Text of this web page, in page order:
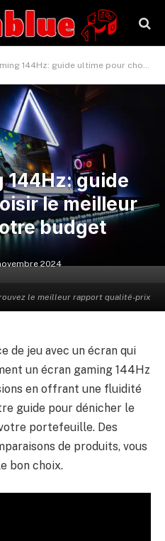
guide ultime pour choisir le meilleur modèle pour votre budget
le meilleur rapport qualité-prix
144Hz: guide
le meilleur
budget
2024
de jeu avec un écran qui
un écran gaming 144Hz
en offrant une fluidité
guide pour dénicher le
portefeuille. Des
de produits, vous
bon choix.